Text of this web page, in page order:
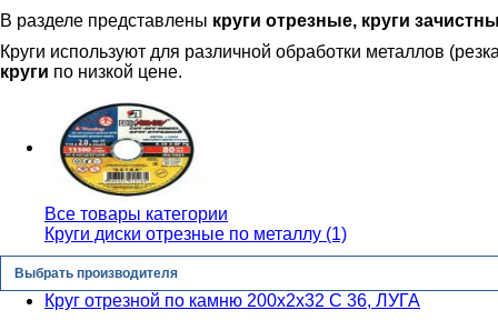
В разделе представлены круги отрезные, круги
Круги используют для различной обработки металлов
круги по низкой цене.
Все товары категории
Круги диски отрезные по металлу (1)
Выбрать производителя
Круг отрезной по камню 200х2х32 С 36, ЛУГА